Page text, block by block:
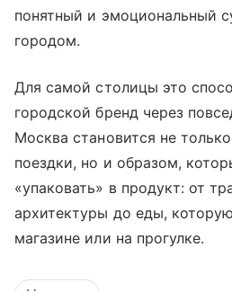
понятный и эмоциональный
городом.
Для самой столицы это
городской бренд через
Москва становится не
поездки, но и образом,
«упаковать» в продукт: от
архитектуры до еды,
магазине или на прогулке.